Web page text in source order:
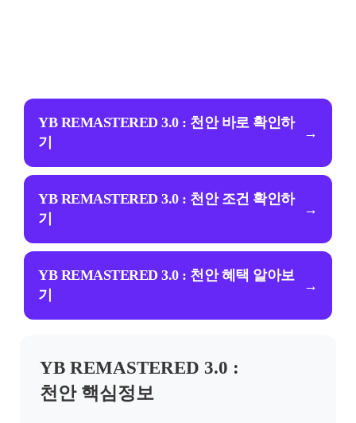
YB REMASTERED 3.0 : 천안 바로 확인하
기
→
YB REMASTERED 3.0 : 천안 조건 확인하
기
→
YB REMASTERED 3.0 : 천안 혜택 알아보
기
→
YB REMASTERED 3.0 :
천안 핵심정보